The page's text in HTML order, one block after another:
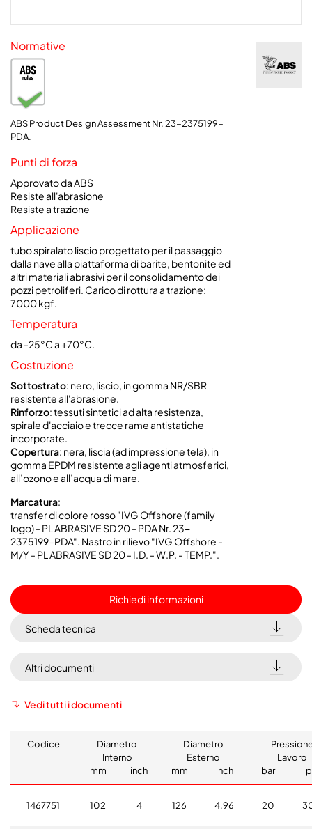
Normative
ABS Product Design Assessment Nr. 23-2375199-
PDA.
Punti di forza
Approvato da ABS
Resiste all'abrasione
Resiste a trazione
Applicazione
tubo spiralato liscio progettato per il passaggio
dalla nave alla piattaforma di barite, bentonite ed
altri materiali abrasivi per il consolidamento dei
pozzi petroliferi. Carico di rottura a trazione:
7000 kgf.
Temperatura
da -25°C a +70°C.
Costruzione
Sottostrato: nero, liscio, in gomma NR/SBR
resistente all'abrasione.
Rinforzo: tessuti sintetici ad alta resistenza,
spirale d'acciaio e trecce rame antistatiche
incorporate.
Copertura: nera, liscia (ad impressione tela), in
gomma EPDM resistente agli agenti atmosferici,
all’ozono e all’acqua di mare.
Marcatura:
transfer di colore rosso "IVG Offshore (family
logo) - PL ABRASIVE SD 20 - PDA Nr. 23-
2375199-PDA". Nastro in rilievo "IVG Offshore -
M/Y - PL ABRASIVE SD 20 - I.D. - W.P. - TEMP.".
Richiedi informazioni
Scheda tecnica
Altri documenti
Vedi tutti i documenti
Codice
Diametro
Interno
Diametro
Esterno
Lavoro
mm
inch mm inch bar
1467751 102 4 126 4,96 20